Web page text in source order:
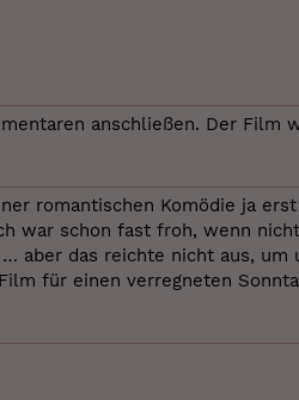
anschließen. Der
romantischen Komödie ja
war schon fast froh, wenn
aber das reichte nicht aus,
für einen verregneten